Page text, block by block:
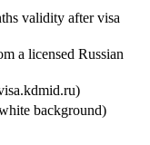
validity after visa
a licensed Russian
background)